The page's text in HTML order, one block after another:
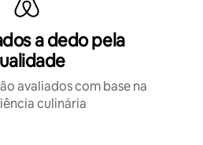
a dedo pela
avaliados com base na
culinária